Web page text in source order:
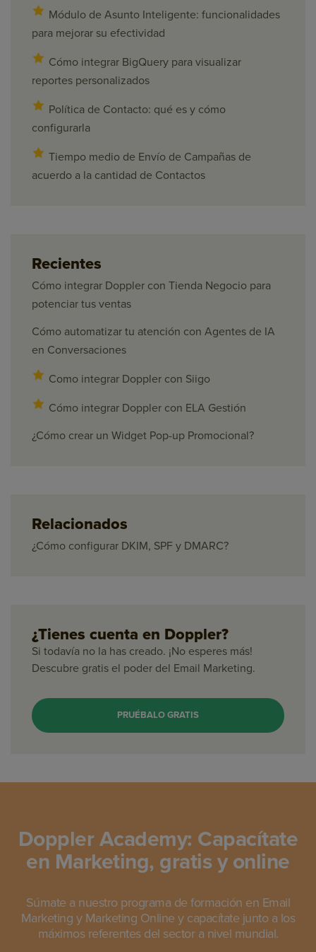
Módulo de Asunto Inteligente: funcionalidades
para mejorar su efectividad
Cómo integrar BigQuery para visualizar
reportes personalizados
Política de Contacto: qué es y cómo
configurarla
Tiempo medio de Envío de Campañas de
acuerdo a la cantidad de Contactos
Recientes
Cómo integrar Doppler con Tienda Negocio para
potenciar tus ventas
Cómo automatizar tu atención con Agentes de IA
en Conversaciones
Como integrar Doppler con Siigo
Cómo integrar Doppler con ELA Gestión
¿Cómo crear un Widget Pop-up Promocional?
Relacionados
¿Cómo configurar DKIM, SPF y DMARC?
¿Tienes cuenta en Doppler?
Si todavía no la has creado. ¡No esperes más!
Descubre gratis el poder del Email Marketing.
PRUÉBALO GRATIS
Doppler Academy: Capacítate
en Marketing, gratis y online
Súmate a nuestro programa de formación en Email
Marketing y Marketing Online y capacítate junto a los
máximos referentes del sector a nivel mundial.